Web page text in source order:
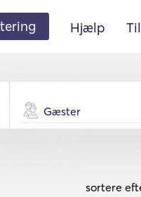
Hjælp
Gæster
sortere